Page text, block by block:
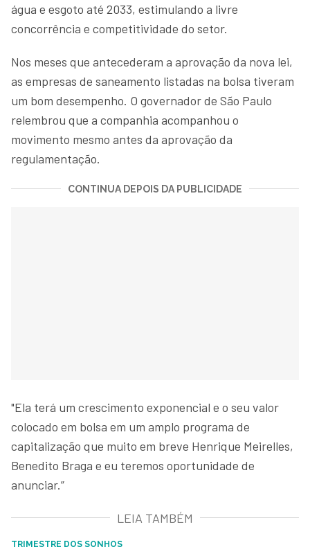
água e esgoto até 2033, estimulando a livre
concorrência e competitividade do setor.
Nos meses que antecederam a aprovação da nova lei,
as empresas de saneamento listadas na bolsa tiveram
um bom desempenho. O governador de São Paulo
relembrou que a companhia acompanhou o
movimento mesmo antes da aprovação da
regulamentação.
CONTINUA DEPOIS DA PUBLICIDADE
"Ela terá um crescimento exponencial e o seu valor
colocado em bolsa em um amplo programa de
capitalização que muito em breve Henrique Meirelles,
Benedito Braga e eu teremos oportunidade de
anunciar.”
LEIA TAMBÉM
TRIMESTRE DOS SONHOS